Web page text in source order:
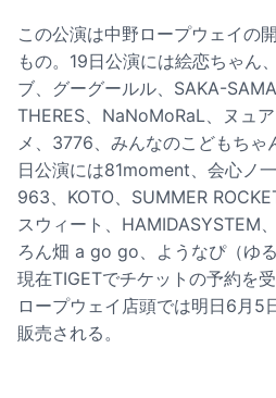
この公演は中野ロープウェイの
もの。19日公演には絵恋ちゃん
ブ、グーグールル、SAKA-
THERES、NaNoMoRaL、ヌュ
メ、3776、みんなのこどもち
日公演には81moment、会心ノ
963、KOTO、SUMMER
スウィート、HAMIDASYSTEM
ろん畑 a go go、ようなぴ（ゆ
現在TIGETでチケットの予約を
ロープウェイ店頭では明日6月5
販売される。